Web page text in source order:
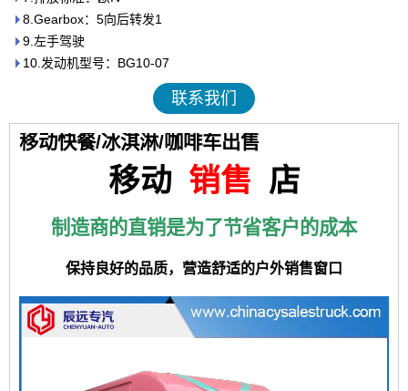
8.Gearbox：5向后转发1
9.左手驾驶
10.发动机型号：BG10-07
联系我们
移动快餐/冰淇淋/咖啡车出售
移动 销售 店
制造商的直销是为了节省客户的成本
保持良好的品质，营造舒适的户外销售窗口